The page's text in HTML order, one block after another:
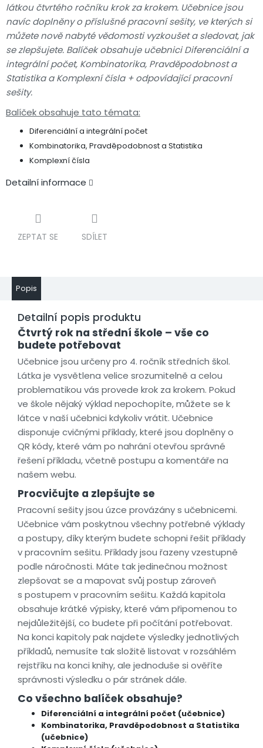
látkou čtvrtého ročníku krok za krokem. Učebnice jsou
navíc doplněny o příslušné pracovní sešity, ve kterých si
můžete nově nabyté vědomosti vyzkoušet a sledovat, jak
se zlepšujete. Balíček obsahuje učebnici Diferenciální a
integrální počet, Kombinatorika, Pravděpodobnost a
Statistika a Komplexní čísla + odpovídající pracovní
sešity.
Balíček obsahuje tato témata:
Diferenciální a integrální počet
Kombinatorika, Pravděpodobnost a Statistika
Komplexní čísla
Detailní informace
ZEPTAT SE SDÍLET
Popis
Detailní popis produktu
Čtvrtý rok na střední škole – vše co
budete potřebovat
Učebnice jsou určeny pro 4. ročník středních škol.
Látka je vysvětlena velice srozumitelně a celou
problematikou vás provede krok za krokem. Pokud
ve škole nějaký výklad nepochopíte, můžete se k
látce v naší učebnici kdykoliv vrátit. Učebnice
disponuje cvičnými příklady, které jsou doplněny o
QR kódy, které vám po nahrání otevřou správné
řešení příkladu, včetně postupu a komentáře na
našem webu.
Procvičujte a zlepšujte se
Pracovní sešity jsou úzce provázány s učebnicemi.
Učebnice vám poskytnou všechny potřebné výklady
a postupy, díky kterým budete schopni řešit příklady
v pracovním sešitu. Příklady jsou řazeny vzestupně
podle náročnosti. Máte tak jedinečnou možnost
zlepšovat se a mapovat svůj postup zároveň
s postupem v pracovním sešitu. Každá kapitola
obsahuje krátké výpisky, které vám připomenou to
nejdůležitější, co budete při počítání potřebovat.
Na konci kapitoly pak najdete výsledky jednotlivých
příkladů, nemusíte tak složitě listovat v rozsáhlém
rejstříku na konci knihy, ale jednoduše si ověříte
správnosti výsledku o pár stránek dále.
Co všechno balíček obsahuje?
Diferenciální a integrální počet (učebnice)
Kombinatorika, Pravděpodobnost a Statistika
(učebnice)